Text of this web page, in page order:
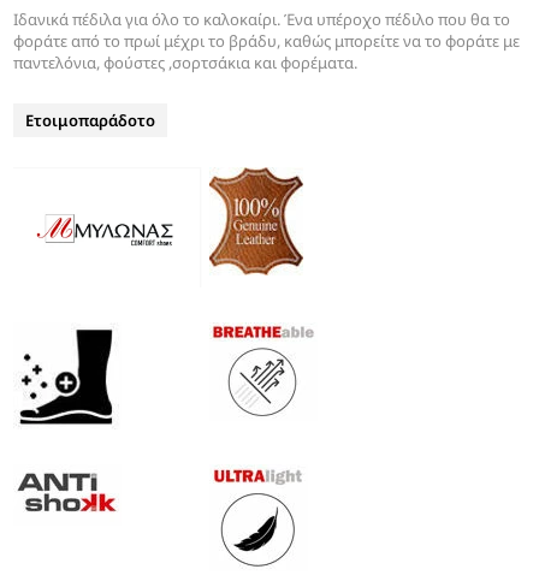
Ιδανικά πέδιλα για όλο το καλοκαίρι. Ένα υπέροχο πέδιλο που θα το
φοράτε από το πρωί μέχρι το βράδυ, καθώς μπορείτε να το φοράτε με
παντελόνια, φούστες ,σορτσάκια και φορέματα.
Ετοιμοπαράδοτο